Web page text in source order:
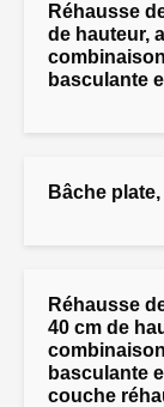
Réhausse
de hauteur,
basculante
Bâche
Réhausse
40 cm de
basculante
couche